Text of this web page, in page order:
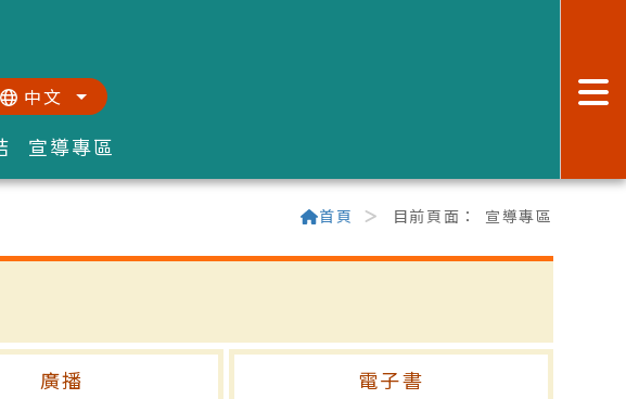
中文
宣導專區
首頁 目前頁面： 宣導專區
廣播 電子書